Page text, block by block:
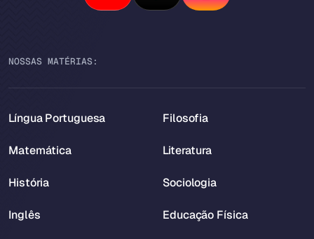
NOSSAS MATÉRIAS:
Língua Portuguesa
Matemática
História
Inglês
Filosofia
Literatura
Sociologia
Educação Física